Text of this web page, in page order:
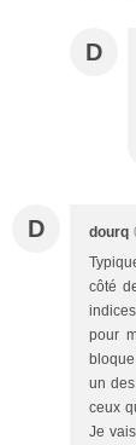
D
D dourq
côté
pour
un
ceux
Je